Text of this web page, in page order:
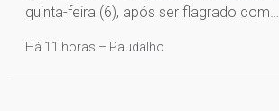
quinta-feira (6), após ser flagrado com…
Há 11 horas – Paudalho